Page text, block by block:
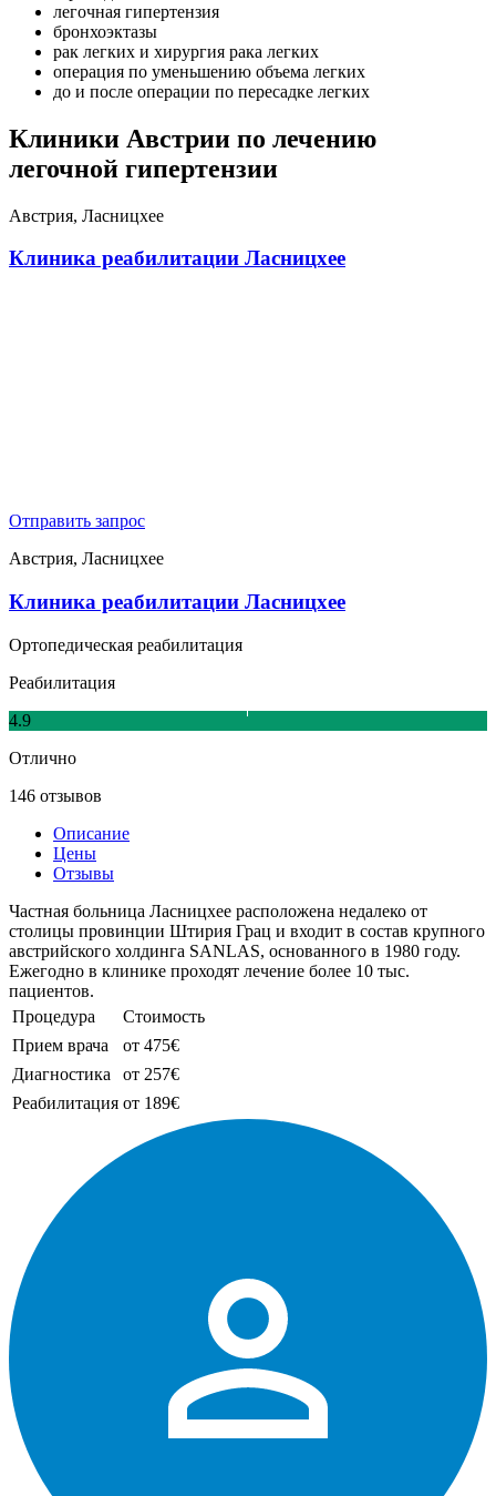
легочная гипертензия
бронхоэктазы
рак легких и хирургия рака легких
операция по уменьшению объема легких
до и после операции по пересадке легких
Клиники Австрии по лечению
легочной гипертензии
Австрия, Ласницхее
Клиника реабилитации Ласницхее
Отправить запрос
Австрия, Ласницхее
Клиника реабилитации Ласницхее
Ортопедическая реабилитация
Реабилитация
4.9
Отлично
146 отзывов
Описание
Цены
Отзывы
Частная больница Ласницхее расположена недалеко от
столицы провинции Штирия Грац и входит в состав крупного
австрийского холдинга SANLAS, основанного в 1980 году.
Ежегодно в клинике проходят лечение более 10 тыс.
пациентов.
Процедура
Стоимость
Прием врача
от 475€
Диагностика
от 257€
Реабилитация от 189€